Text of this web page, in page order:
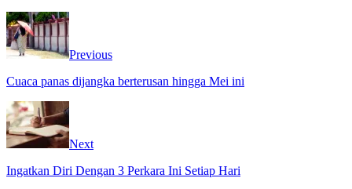
Previous
Cuaca panas dijangka berterusan hingga Mei ini
Next
Ingatkan Diri Dengan 3 Perkara Ini Setiap Hari